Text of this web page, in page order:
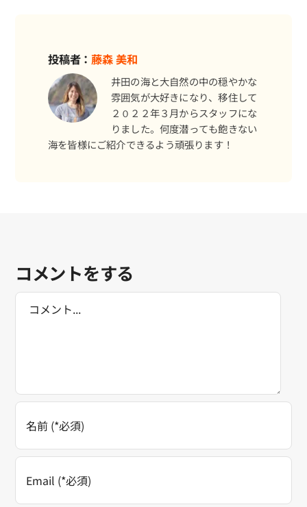
投稿者：藤森 美和
井田の海と大自然の中の穏やかな
雰囲気が大好きになり、移住して
２０２２年３月からスタッフにな
りました。何度潜っても飽きない
海を皆様にご紹介できるよう頑張ります！
コメントをする
Comment